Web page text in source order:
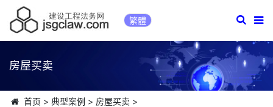
繁體
房屋买卖
首页 > 典型案例 > 房屋买卖>